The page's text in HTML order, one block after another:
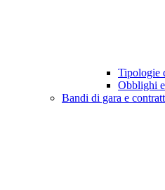
Tipologie
Obblighi
Bandi di gara e